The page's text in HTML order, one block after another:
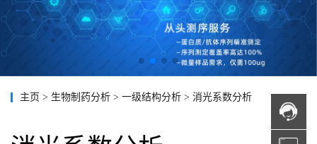
主页 > 生物制药分析 > 一级结构分析 > 消光系数分析